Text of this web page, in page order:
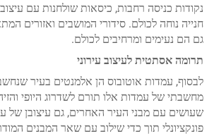
נקודות כניסה רחבות, כיסאות שולחנות עם
חנייה נוחה לכולם. סידורי המושבים ואזורים
גם הם נעימים ומרחיבים לכולם.
תרומה אסתטית לעיצוב עירוני
לבסוף, עמדות אוטובוס הן אלמנטים בעיר
מחשבתי של עמדות אלו תורם לשדרוג היופי
שעושים עם מבני העיר האחרים, גם עיצובן של
פונקציונלי תוך כדי שילוב עם שאר המבנים